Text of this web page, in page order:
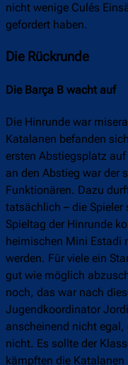
nicht wenige Culés
gefordert haben.
Die Rückrunde
Die Barça B wacht auf
Die Hinrunde war
Katalanen befanden
ersten Abstiegsplatz auf
an den Abstieg war der
Funktionären. Dazu
tatsächlich – die Spieler
Spieltag der Hinrunde
heimischen Mini Estadi
werden. Für viele ein
gut wie möglich
noch, das war nach
Jugendkoordinator
anscheinend nicht
nicht. Es sollte der
kämpften die